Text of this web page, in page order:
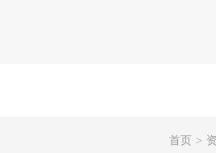
首页 >